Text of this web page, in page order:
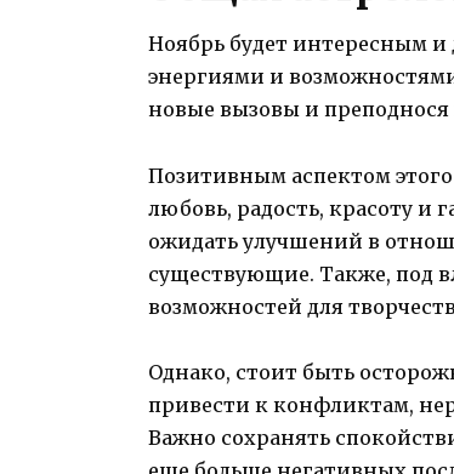
Ноябрь будет интересным
энергиями и
новые вызовы и
Позитивным аспектом
любовь, радость, красоту
ожидать улучшений в
существующие. Также, под
возможностей для
Однако, стоит быть
привести к конфликтам,
Важно сохранять